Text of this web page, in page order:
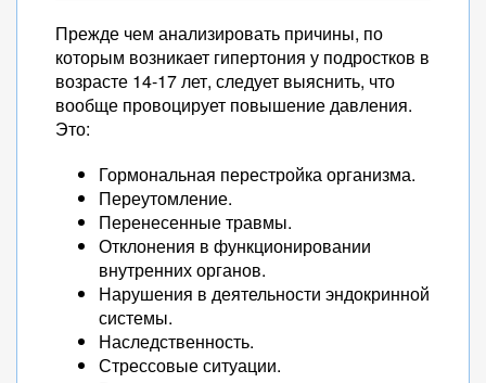
Прежде чем анализировать причины, по
которым возникает гипертония у подростков в
возрасте 14-17 лет, следует выяснить, что
вообще провоцирует повышение давления.
Это:
Гормональная перестройка организма.
Переутомление.
Перенесенные травмы.
Отклонения в функционировании
внутренних органов.
Нарушения в деятельности эндокринной
системы.
Наследственность.
Стрессовые ситуации.